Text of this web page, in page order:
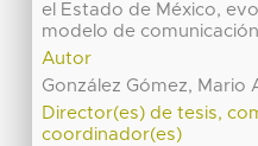
el Estado de México,
modelo de
Autor
González Gómez, Mario
Director(es) de tesis,
coordinador(es)